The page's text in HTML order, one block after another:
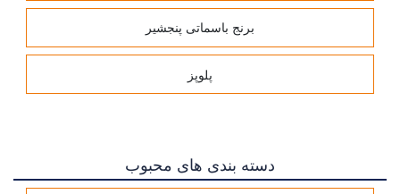
برنج باسماتی پنجشیر
پلوپز
دسته بندی های محبوب